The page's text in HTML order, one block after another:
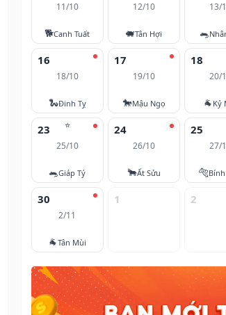
11/10
🐕Canh Tuất
12/10
🐖Tân Hợi
13/
🐀
16
18/10
🐍Đinh Tỵ
17
19/10
🐎Mậu Ngọ
18
20/
🐐 Kỷ
⭐
23
25/10
🐀Giáp Tý
24
26/10
🐂Ất Sửu
25
27/
🐅
30
2/11
🐐Tân Mùi
1 2